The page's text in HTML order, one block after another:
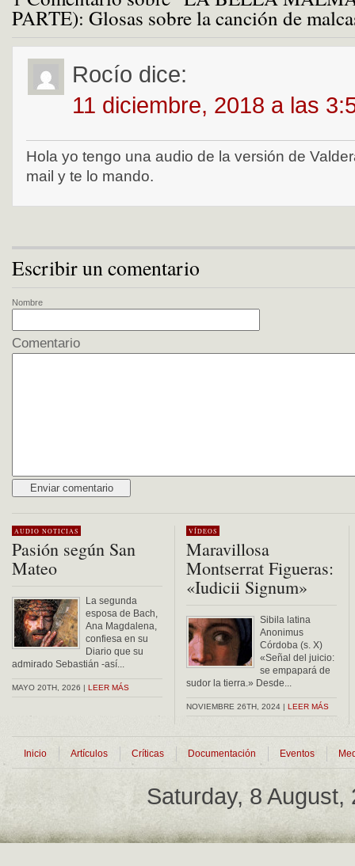
PARTE): Glosas sobre la canción de
Rocío dice:
11 diciembre, 2018 a las
Hola yo tengo una audio de la versión de
mail y te lo mando.
Escribir un comentario
Nombre
Comentario
AUDIO NOTICIAS
Pasión según San
Mateo
La segunda
esposa de Bach,
Ana Magdalena,
confiesa en su
Diario que su
admirado Sebastián -así...
MAYO 20TH, 2026 | LEER MÁS
VÍDEOS
Maravillosa
Montserrat Figueras:
«Iudicii Signum»
Sibila latina
Anonimus
Córdoba (s. X)
«Señal del juicio:
se empapará de
sudor la tierra.» Desde...
NOVIEMBRE 26TH, 2024 | LEER MÁS
Inicio Artículos Críticas Documentación Eventos
Saturday, 8